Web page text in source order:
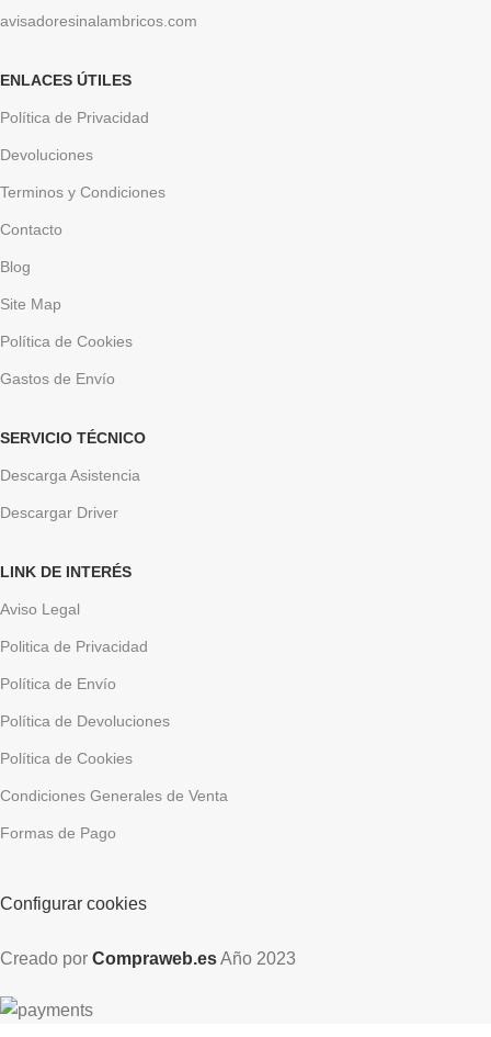
avisadoresinalambricos.com
ENLACES ÚTILES
Política de Privacidad
Devoluciones
Terminos y Condiciones
Contacto
Blog
Site Map
Política de Cookies
Gastos de Envío
SERVICIO TÉCNICO
Descarga Asistencia
Descargar Driver
LINK DE INTERÉS
Aviso Legal
Politica de Privacidad
Política de Envío
Política de Devoluciones
Política de Cookies
Condiciones Generales de Venta
Formas de Pago
Configurar cookies
Creado por Compraweb.esAño 2023